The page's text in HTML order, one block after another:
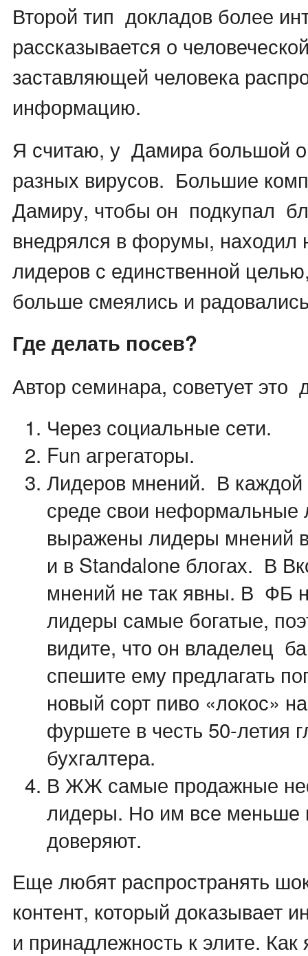
Второй тип докладов более
рассказывается о
заставляющей человека
информацию.
Я считаю, у Дамира большой
разных вирусов. Большие
Дамиру, чтобы он подкупал
внедрялся в форумы,
лидеров с единственной
больше смеялись и
Где делать посев?
Автор семинара, советует это
Через социальные сети.
Fun агрегаторы.
Лидеров мнений. В каждой
среде свои
выражены лидеры мнений
и в Standаlone блогах. В
мнений не так явны. В ФБ
лидеры самые богатые,
видите, что он владелец
спешите ему предлагать
новый сорт пиво «локос»
фуршете в честь 50-летия
бухгалтера.
В ЖЖ самые продажные
лидеры. Но им все меньше
доверяют.
Еще любят распространять
контент, который доказывает
и принадлежность к элите.